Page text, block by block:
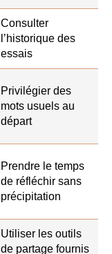
Consulter
l’historique des
essais
Privilégier des
mots usuels au
départ
Prendre le temps
de réfléchir sans
précipitation
Utiliser les outils
de partage fournis